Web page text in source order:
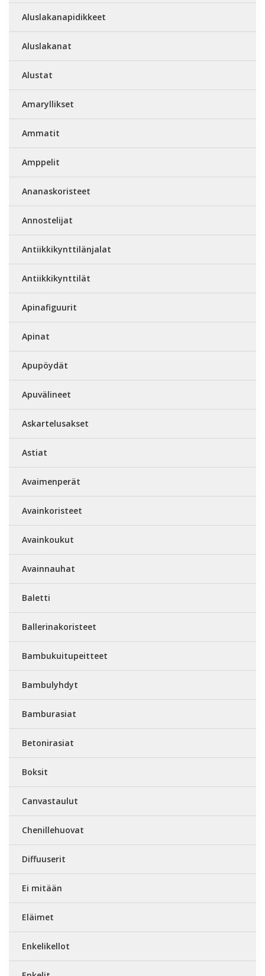
Aluslakanapidikkeet
Aluslakanat
Alustat
Amaryllikset
Ammatit
Amppelit
Ananaskoristeet
Annostelijat
Antiikkikynttilänjalat
Antiikkikynttilät
Apinafiguurit
Apinat
Apupöydät
Apuvälineet
Askartelusakset
Astiat
Avaimenperät
Avainkoristeet
Avainkoukut
Avainnauhat
Baletti
Ballerinakoristeet
Bambukuitupeitteet
Bambulyhdyt
Bamburasiat
Betonirasiat
Boksit
Canvastaulut
Chenillehuovat
Diffuuserit
Ei mitään
Eläimet
Enkelikellot